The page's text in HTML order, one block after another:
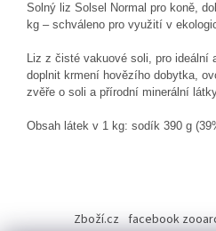
Solný liz Solsel Normal pro koně,
kg – schváleno pro využití v
Liz z čisté vakuové soli, pro ideální
doplnit krmení hovězího dobytka,
zvěře o soli a přírodní minerální
Obsah látek v 1 kg: sodík 390 g
Zboží.cz facebook